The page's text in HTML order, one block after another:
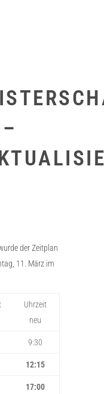
der Zeitplan
11. März im
Uhrzeit
neu
9:30
12:15
17:00